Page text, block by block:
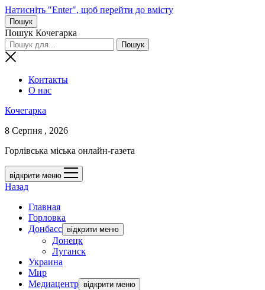
Натисніть "Enter", щоб перейти до вмісту
Пошук
Пошук Кочегарка
Контакты
О нас
Кочегарка
8 Серпня , 2026
Горлівська міська онлайн-газета
відкрити меню
Назад
Главная
Горловка
Донбасс відкрити меню
Донецк
Луганск
Украина
Мир
Медиацентр відкрити меню